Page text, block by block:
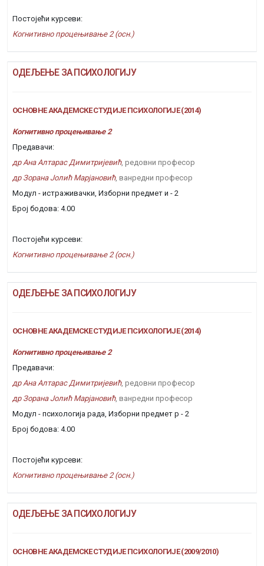
Постојећи курсеви:
Когнитивно процењивање 2 (осн.)
ОДЕЉЕЊЕ ЗА ПСИХОЛОГИЈУ
ОСНОВНЕ АКАДЕМСКЕ СТУДИЈЕ ПСИХОЛОГИЈЕ (2014)
Когнитивно процењивање 2
Предавачи:
др Ана Алтарас Димитријевић, редовни професор
др Зорана Јолић Марјановић, ванредни професор
Модул - истраживачки, Изборни предмет и - 2
Број бодова: 4.00
Постојећи курсеви:
Когнитивно процењивање 2 (осн.)
ОДЕЉЕЊЕ ЗА ПСИХОЛОГИЈУ
ОСНОВНЕ АКАДЕМСКЕ СТУДИЈЕ ПСИХОЛОГИЈЕ (2014)
Когнитивно процењивање 2
Предавачи:
др Ана Алтарас Димитријевић, редовни професор
др Зорана Јолић Марјановић, ванредни професор
Модул - психологија рада, Изборни предмет р - 2
Број бодова: 4.00
Постојећи курсеви:
Когнитивно процењивање 2 (осн.)
ОДЕЉЕЊЕ ЗА ПСИХОЛОГИЈУ
ОСНОВНЕ АКАДЕМСКЕ СТУДИЈЕ ПСИХОЛОГИЈЕ (2009/2010)